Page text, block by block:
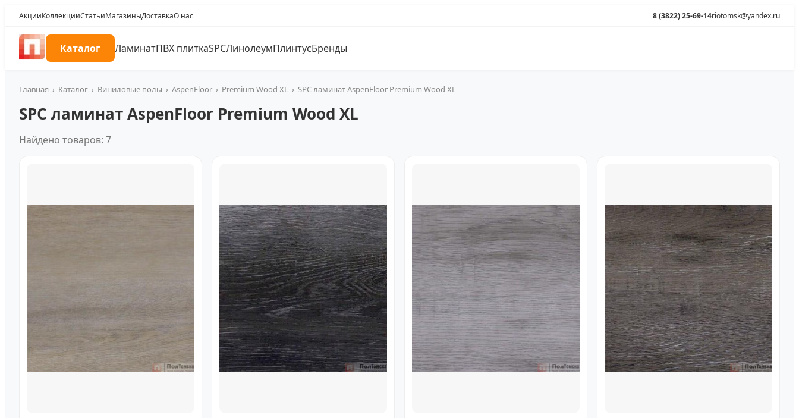
АкцииКоллекцииСтатьиМагазиныДоставкаО нас 8 (3822) 25-69-14riotomsk@yandex.ru
Каталог ЛаминатПВХ плиткаSPCЛинолеумПлинтусБренды
Главная › Каталог › Виниловые полы › AspenFloor › Premium Wood XL › SPC ламинат AspenFloor Premium Wood XL
SPC ламинат AspenFloor Premium Wood XL
Найдено товаров: 7